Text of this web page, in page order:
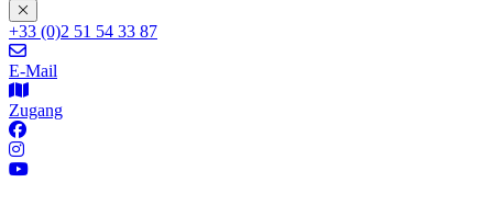
+33 (0)2 51 54 33 87
E-Mail
Zugang